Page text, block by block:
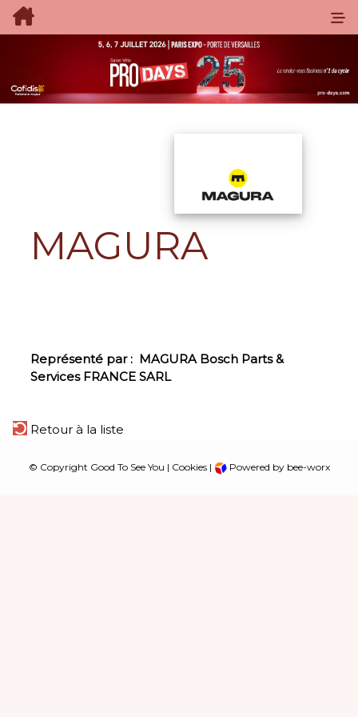
MAGURA
Représenté par : MAGURA Bosch Parts &
Services FRANCE SARL
Retour à la liste
© Copyright Good To See You | Cookies| Powered by bee-worx